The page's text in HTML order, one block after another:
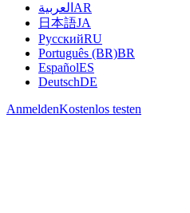
العربية AR
日本語JA
РусскийRU
Português (BR)BR
EspañolES
DeutschDE
AnmeldenKostenlos testen